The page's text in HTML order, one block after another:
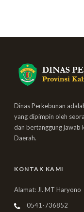
Dinas Perkebunan
yang dipimpin oleh
dan bertanggung jawab
Daerah.
KONTAK KAMI
Alamat: Jl. MT Haryono
0541-736852